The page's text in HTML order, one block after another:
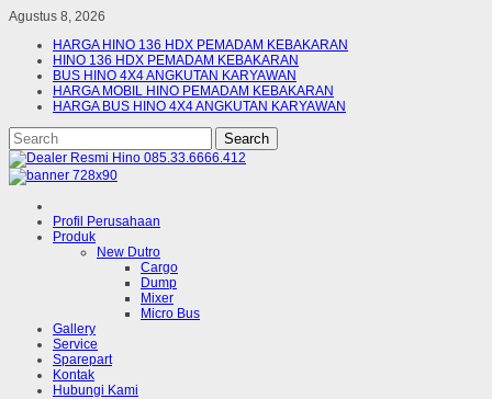
Agustus 8, 2026
HARGA HINO 136 HDX PEMADAM KEBAKARAN
HINO 136 HDX PEMADAM KEBAKARAN
BUS HINO 4X4 ANGKUTAN KARYAWAN
HARGA MOBIL HINO PEMADAM KEBAKARAN
HARGA BUS HINO 4X4 ANGKUTAN KARYAWAN
Profil Perusahaan
Produk
New Dutro
Cargo
Dump
Mixer
Micro Bus
Gallery
Service
Sparepart
Kontak
Hubungi Kami